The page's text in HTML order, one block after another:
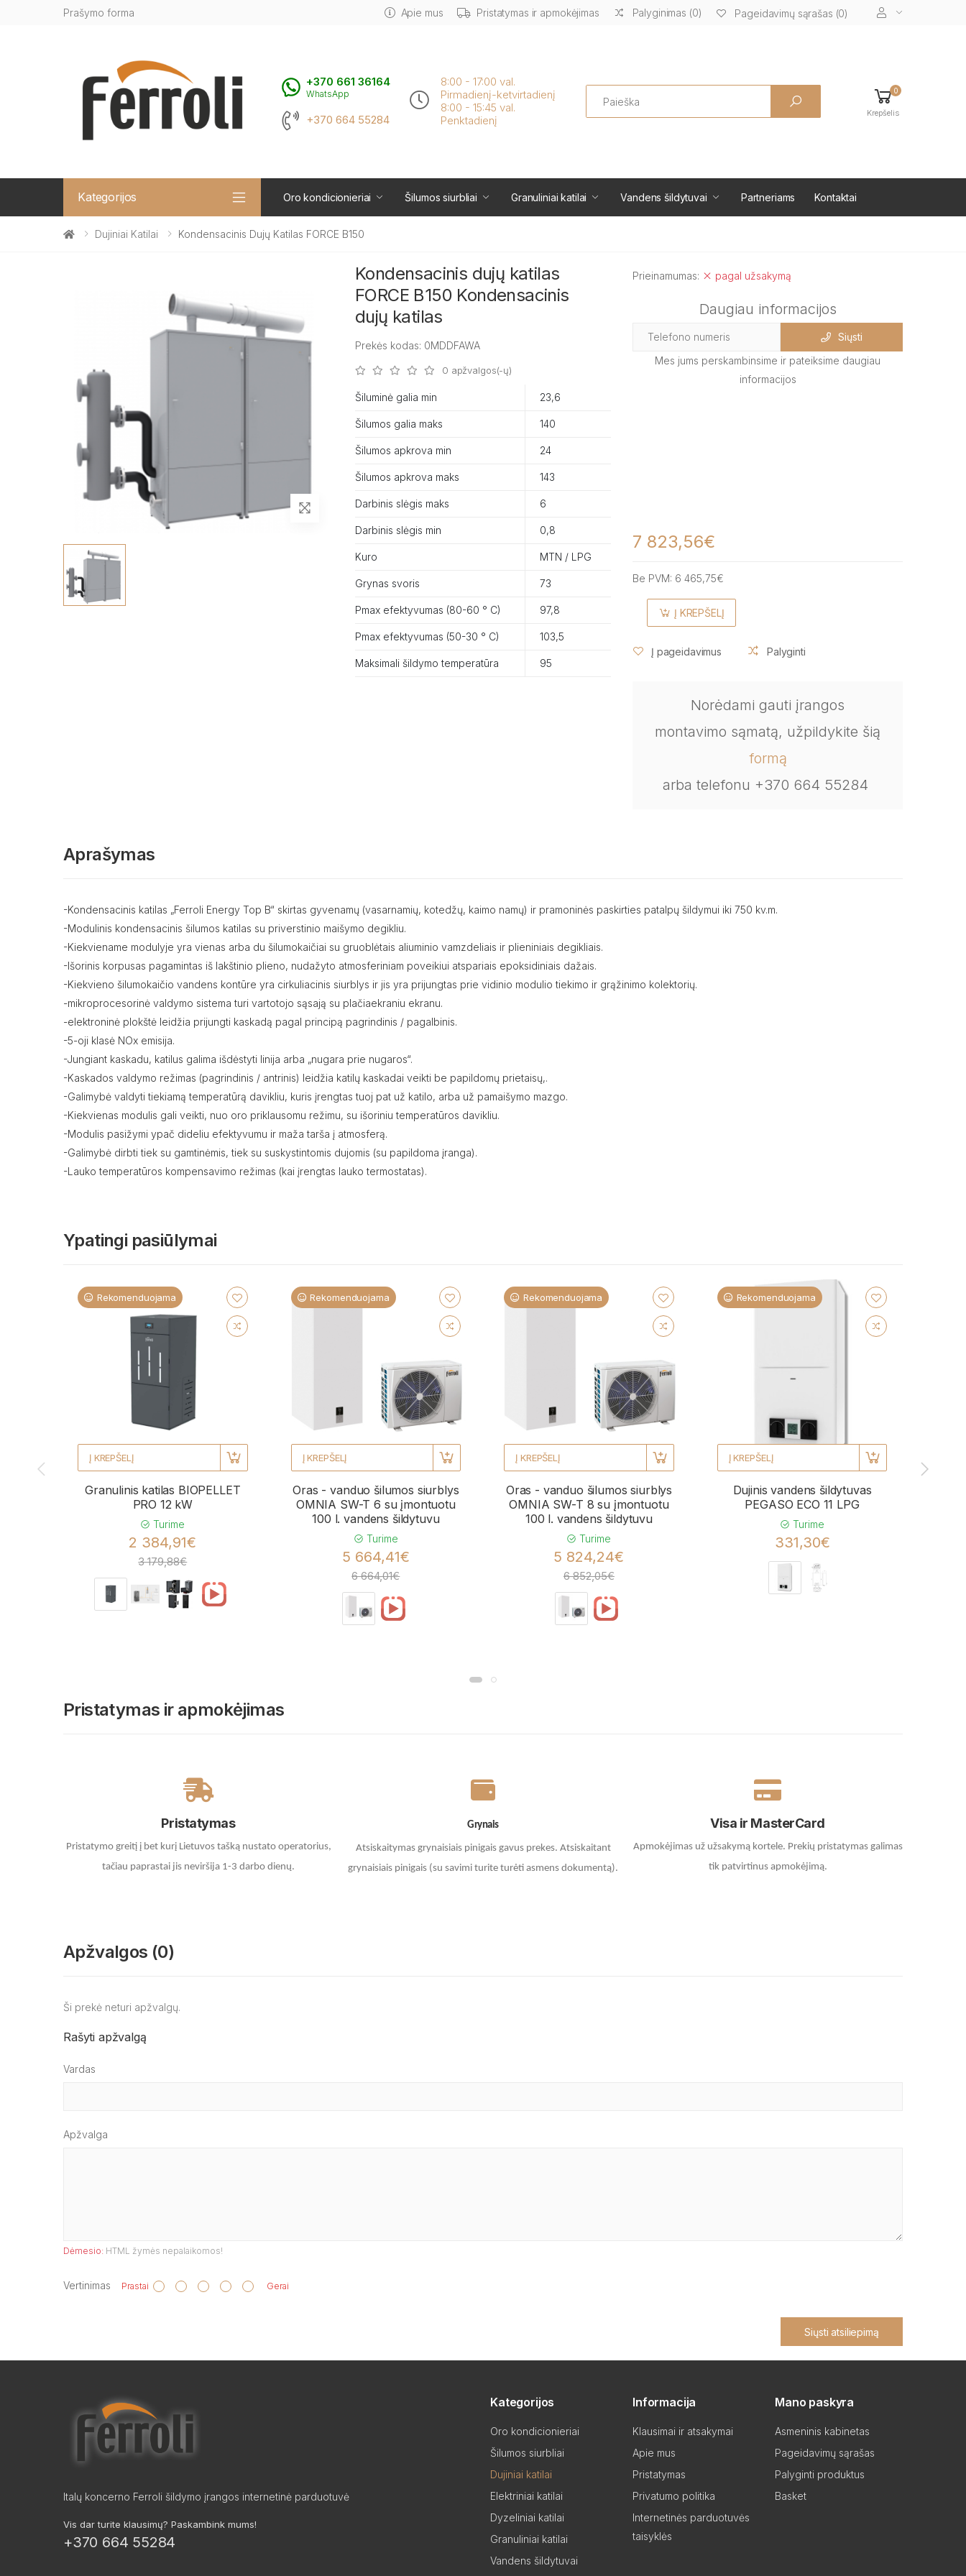
Prašymo forma Apie mus Pristatymas ir apmokėjimas Palyginimas (0) Pageidavimų sąrašas (0)
+370 661 36164
WhatsApp
+370 664 55284
8:00 - 17:00 val.
Pirmadienį-ketvirtadienį
8:00 - 15:45 val.
Penktadienį
Search 0
Krepšelis
Kategorijos Oro kondicionieriai Šilumos siurbliai Granuliniai katilai Vandens šildytuvai Partneriams Kontaktai
Dujiniai Katilai Kondensacinis Dujų Katilas FORCE B150
Kondensacinis dujų katilas
FORCE B150 Kondensacinis
dujų katilas
Prekės kodas: 0MDDFAWA
0 apžvalgos(-ų)
Šiluminė galia min 23,6
Šilumos galia maks 140
Šilumos apkrova min 24
Šilumos apkrova maks 143
Darbinis slėgis maks 6
Darbinis slėgis min 0,8
Kuro MTN / LPG
Grynas svoris 73
Pmax efektyvumas (80-60 ° C) 97,8
Pmax efektyvumas (50-30 ° C) 103,5
Maksimali šildymo temperatūra 95
Prieinamumas: pagal užsakymą
Daugiau informacijos
Siųsti
Mes jums perskambinsime ir pateiksime daugiau
informacijos
7 823,56€
Be PVM: 6 465,75€
Į KREPŠELĮ
Į pageidavimus Palyginti
Norėdami gauti įrangos
montavimo sąmatą, užpildykite šią
formą
arba telefonu +370 664 55284
Aprašymas
-Kondensacinis katilas „Ferroli Energy Top B“ skirtas gyvenamų (vasarnamių, kotedžų, kaimo namų) ir pramoninės paskirties patalpų šildymui iki 750 kv.m.
-Modulinis kondensacinis šilumos katilas su priverstinio maišymo degikliu.
-Kiekviename modulyje yra vienas arba du šilumokaičiai su gruoblėtais aliuminio vamzdeliais ir plieniniais degikliais.
-Išorinis korpusas pagamintas iš lakštinio plieno, nudažyto atmosferiniam poveikiui atspariais epoksidiniais dažais.
-Kiekvieno šilumokaičio vandens kontūre yra cirkuliacinis siurblys ir jis yra prijungtas prie vidinio modulio tiekimo ir grąžinimo kolektorių.
-mikroprocesorinė valdymo sistema turi vartotojo sąsają su plačiaekraniu ekranu.
-elektroninė plokštė leidžia prijungti kaskadą pagal principą pagrindinis / pagalbinis.
-5-oji klasė NOx emisija.
-Jungiant kaskadu, katilus galima išdėstyti linija arba „nugara prie nugaros“.
-Kaskados valdymo režimas (pagrindinis / antrinis) leidžia katilų kaskadai veikti be papildomų prietaisų,.
-Galimybė valdyti tiekiamą temperatūrą davikliu, kuris įrengtas tuoj pat už katilo, arba už pamaišymo mazgo.
-Kiekvienas modulis gali veikti, nuo oro priklausomu režimu, su išoriniu temperatūros davikliu.
-Modulis pasižymi ypač dideliu efektyvumu ir maža tarša į atmosferą.
-Galimybė dirbti tiek su gamtinėmis, tiek su suskystintomis dujomis (su papildoma įranga).
-Lauko temperatūros kompensavimo režimas (kai įrengtas lauko termostatas).
Ypatingi pasiūlymai
Rekomenduojama
Į KREPŠELĮ
Granulinis katilas BIOPELLET
PRO 12 kW
Turime
2 384,91€
3 179,88€
Rekomenduojama
Į KREPŠELĮ
Oras - vanduo šilumos siurblys
OMNIA SW-T 6 su įmontuotu
100 l. vandens šildytuvu
Turime
5 664,41€
6 664,01€
Rekomenduojama
Į KREPŠELĮ
Oras - vanduo šilumos siurblys
OMNIA SW-T 8 su įmontuotu
100 l. vandens šildytuvu
Turime
5 824,24€
6 852,05€
Rekomenduojama
Į KREPŠELĮ
Dujinis vandens šildytuvas
PEGASO ECO 11 LPG
Turime
331,30€
Pristatymas ir apmokėjimas
Pristatymas
Pristatymo greitį į bet kurį Lietuvos tašką nustato operatorius,
tačiau paprastai jis neviršija 1-3 darbo dienų.
Grynais
Atsiskaitymas grynaisiais pinigais gavus prekes. Atsiskaitant
grynaisiais pinigais (su savimi turite turėti asmens dokumentą).
Visa ir MasterCard
Apmokėjimas už užsakymą kortele. Prekių pristatymas galimas
tik patvirtinus apmokėjimą.
Apžvalgos (0)
Ši prekė neturi apžvalgų.
Rašyti apžvalgą
Vardas
Apžvalga
Dėmesio: HTML žymės nepalaikomos!
Vertinimas Prastai Gerai
Siųsti atsiliepimą
Italų koncerno Ferroli šildymo įrangos internetinė parduotuvė
Vis dar turite klausimų? Paskambink mums!
+370 664 55284
Kategorijos
Oro kondicionieriai
Šilumos siurbliai
Dujiniai katilai
Elektriniai katilai
Dyzeliniai katilai
Granuliniai katilai
Vandens šildytuvai
Informacija
Klausimai ir atsakymai
Apie mus
Pristatymas
Privatumo politika
Internetinės parduotuvės
taisyklės
Mano paskyra
Asmeninis kabinetas
Pageidavimų sąrašas
Palyginti produktus
Basket